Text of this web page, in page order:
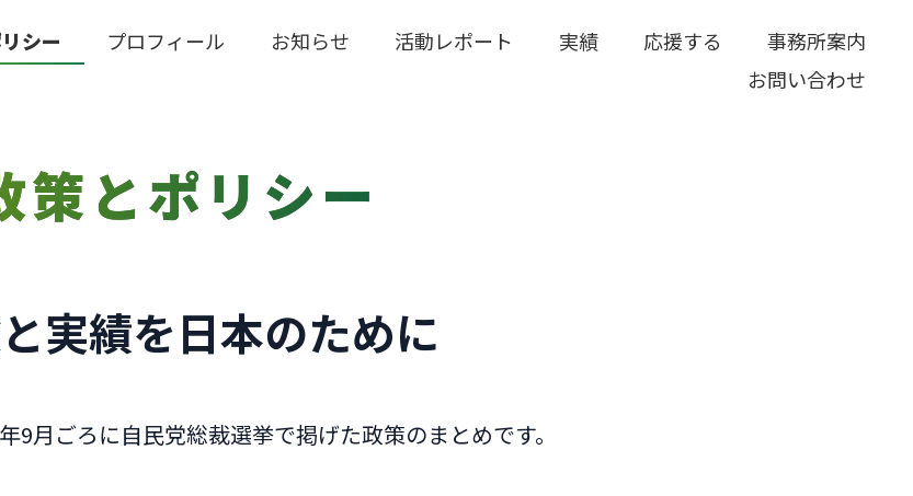
シー プロフィール お知らせ 活動レポート 実績 応援する
事務所案内
お問い合わせ
策とポリシー
実績を日本のために
9月ごろに自民党総裁選挙で掲げた政策のまとめです。